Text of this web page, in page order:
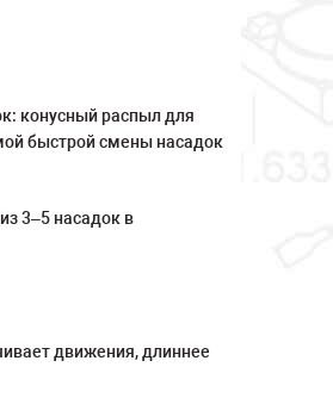
конусный распыл для
быстрой смены насадок
3–5 насадок в
движения, длиннее